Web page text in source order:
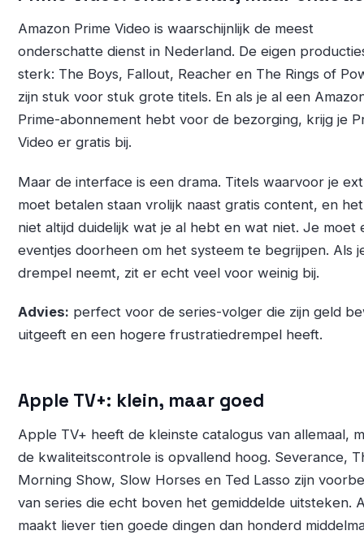
Amazon Prime Video is waarschijnlijk de meest
onderschatte dienst in Nederland. De eigen
sterk: The Boys, Fallout, Reacher en The Rings of
zijn stuk voor stuk grote titels. En als je al een
Prime-abonnement hebt voor de bezorging, krijg je
Video er gratis bij.
Maar de interface is een drama. Titels waarvoor je
moet betalen staan vrolijk naast gratis content, en
niet altijd duidelijk wat je al hebt en wat niet. Je moet
eventjes doorheen om het systeem te begrijpen. Als
drempel neemt, zit er echt veel voor weinig bij.
Advies: perfect voor de series-volger die zijn geld
uitgeeft en een hogere frustratiedrempel heeft.
Apple TV+: klein, maar goed
Apple TV+ heeft de kleinste catalogus van allemaal,
de kwaliteitscontrole is opvallend hoog. Severance,
Morning Show, Slow Horses en Ted Lasso zijn
van series die echt boven het gemiddelde uitsteken.
maakt liever tien goede dingen dan honderd